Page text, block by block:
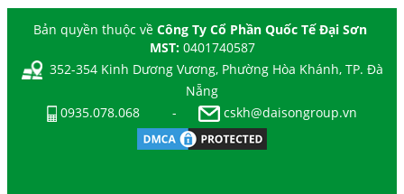
Bản quyền thuộc về Công Ty Cổ Phần Quốc Tế Đại Sơn
MST: 0401740587
352-354 Kinh Dương Vương, Phường Hòa Khánh, TP. Đà
Nẵng
0935.078.068
- cskh@daisongroup.vn